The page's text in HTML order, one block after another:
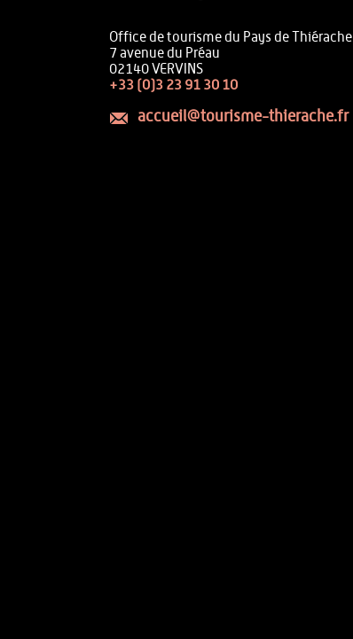
Office de tourisme du Pays de Thiérache
7 avenue du Préau
02140 VERVINS
+33 (0)3 23 91 30 10
accueil@tourisme-thierache.fr